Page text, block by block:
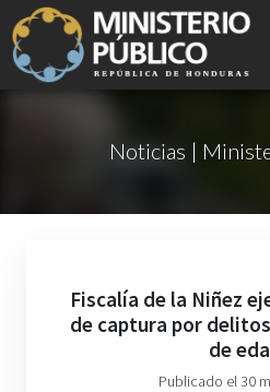
Noticias |
Fiscalía de la Niñez
de captura por
de
Publicado el 30